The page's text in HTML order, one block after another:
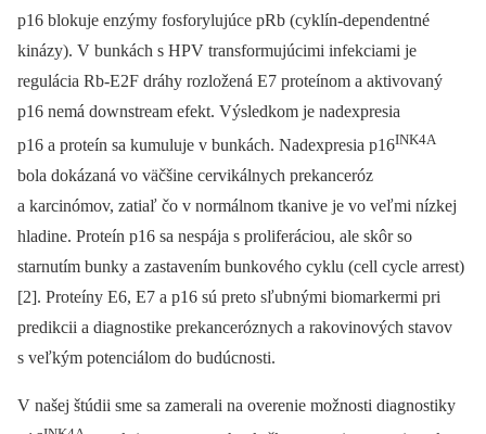
p16 blokuje enzýmy fosforylujúce pRb (cyklín-dependentné
kinázy). V bunkách s HPV transformujúcimi infekciami je
regulácia Rb-E2F dráhy rozložená E7 proteínom a aktivovaný
p16 nemá downstream efekt. Výsledkom je nadexpresia
p16 a proteín sa kumuluje v bunkách. Nadexpresia p16INK4A
bola dokázaná vo väčšine cervikálnych prekanceróz
a karcinómov, zatiaľ čo v normálnom tkanive je vo veľmi nízkej
hladine. Proteín p16 sa nespája s proliferáciou, ale skôr so
starnutím bunky a zastavením bunkového cyklu (cell cycle arrest)
[2]. Proteíny E6, E7 a p16 sú preto sľubnými biomarkermi pri
predikcii a diagnostike prekanceróznych a rakovinových stavov
s veľkým potenciálom do budúcnosti.
V našej štúdii sme sa zamerali na overenie možnosti diagnostiky